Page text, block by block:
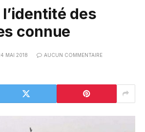
des
connue
MAI 2018 AUCUN COMMENTAIRE